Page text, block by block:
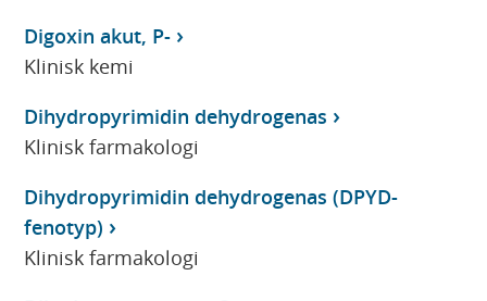
Digoxin akut, P-
Klinisk kemi
Dihydropyrimidin dehydrogenas
Klinisk farmakologi
Dihydropyrimidin dehydrogenas (DPYD-
fenotyp)
Klinisk farmakologi